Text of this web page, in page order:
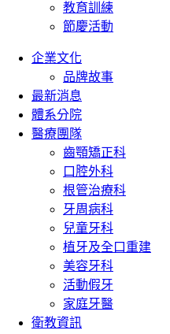
教育訓練
節慶活動
企業文化
品牌故事
最新消息
體系分院
醫療團隊
齒顎矯正科
口腔外科
根管治療科
牙周病科
兒童牙科
植牙及全口重建
美容牙科
活動假牙
家庭牙醫
衛教資訊